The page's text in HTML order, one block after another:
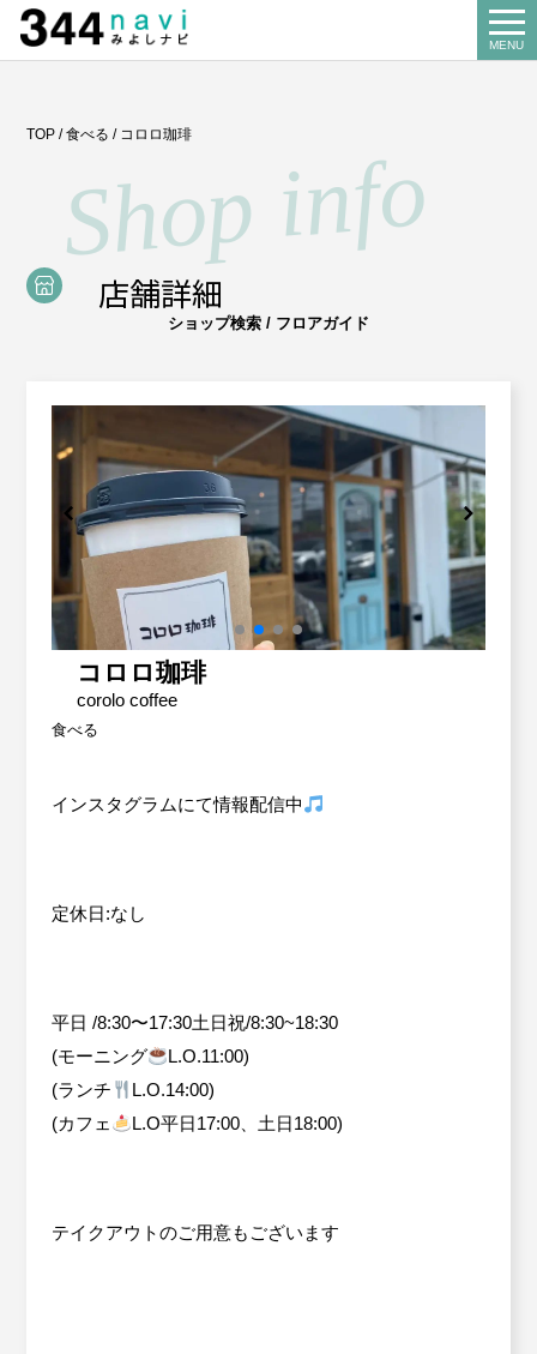
MENU
TOP /食べる / コロロ珈琲
店舗詳細
ショップ検索 / フロアガイド
コロロ珈琲
corolo coffee
食べる
インスタグラムにて情報配信中
定休日:なし
平日 /8:30〜17:30土日祝/8:30~18:30
(モーニング
L.O.11:00)
(ランチ
L.O.14:00)
(カフェ
L.O平日17:00、土日18:00)
テイクアウトのご用意もございます
About us
みよし商工会とは
Our business
事業案内
記帳相談指導
個別企業診断
労働保険事務委託
設備・運転資金の相談
優良従業員表彰
特定退職金共済制度
Miyoshi map
みよしマップ
News
お知らせ
Contact
お問い合わせ